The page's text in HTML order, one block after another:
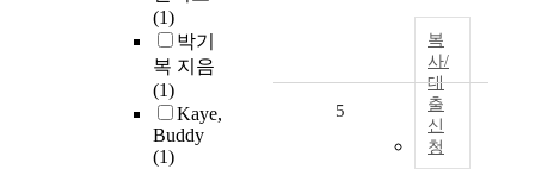
(1)
박기
복 지음
(1)
Kaye,
Buddy
(1)
복
사/
대
출
신
청
5